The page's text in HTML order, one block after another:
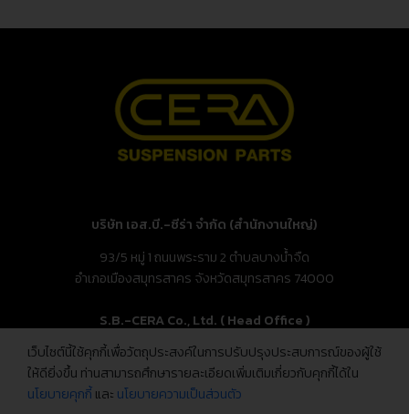
บริษัท เอส.บี.-ซีร่า จำกัด (สำนักงานใหญ่)
93/5 หมู่ 1 ถนนพระราม 2 ตำบลบางน้ำจืด
อำเภอเมืองสมุทรสาคร จังหวัดสมุทรสาคร 74000
S.B.-CERA Co., Ltd. ( Head Office )
93/5 Moo.1, Rama 2 Rd., Bang Nam Chuet,
Mueang Samut Sakhon, Samut Sakhon 74000, Thailand
เว็บไซต์นี้ใช้คุกกี้เพื่อวัตถุประสงค์ในการปรับปรุงประสบการณ์ของผู้ใช้
ให้ดียิ่งขึ้น ท่านสามารถศึกษารายละเอียดเพิ่มเติมเกี่ยวกับคุกกี้ได้ใน
นโยบายคุกกี้และ นโยบายความเป็นส่วนตัว